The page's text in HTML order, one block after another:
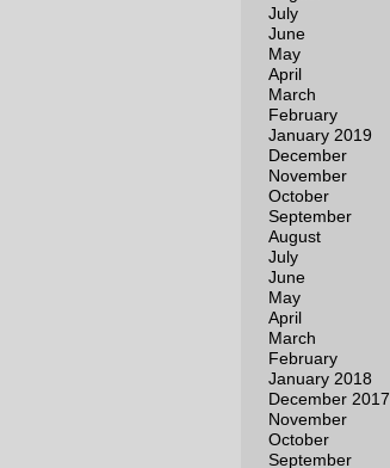
July
June
May
April
March
February
January 2019
December
November
October
September
August
July
June
May
April
March
February
January 2018
December 2017
November
October
September